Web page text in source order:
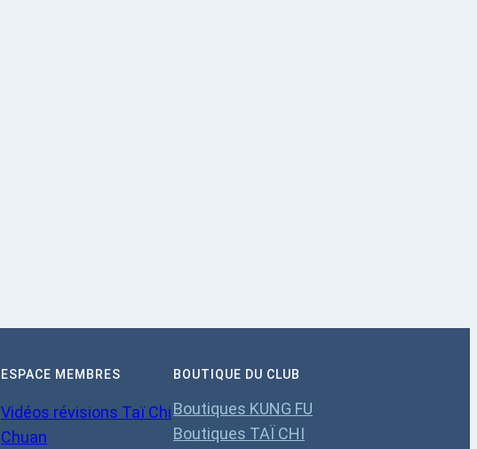
ESPACE MEMBRES
Vidéos révisions Taï Chi
Chuan
BOUTIQUE DU CLUB
Boutiques KUNG FU
Boutiques TAÏ CHI